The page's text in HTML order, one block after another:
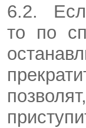
6.2.
то по